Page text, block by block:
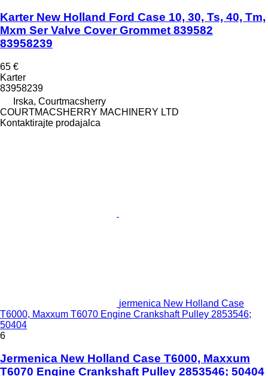
Karter New Holland Ford Case 10, 30, Ts, 40, Tm,
Mxm Ser Valve Cover Grommet 839582
83958239
65 €
Karter
83958239
Irska, Courtmacsherry
COURTMACSHERRY MACHINERY LTD
Kontaktirajte prodajalca
jermenica New Holland Case
T6000, Maxxum T6070 Engine Crankshaft Pulley 2853546;
50404
6
Jermenica New Holland Case T6000, Maxxum
T6070 Engine Crankshaft Pulley 2853546; 50404